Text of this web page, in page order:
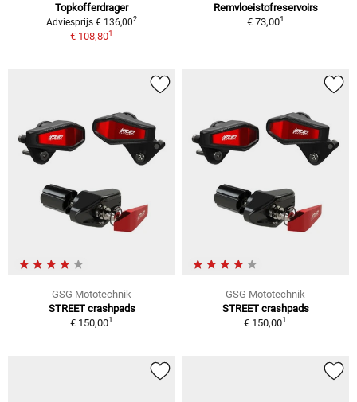
Topkofferdrager
Adviesprijs € 136,002
€ 108,801
Remvloeistofreservoirs
€ 73,001
GSG Mototechnik
STREET crashpads
€ 150,001
GSG Mototechnik
STREET crashpads
€ 150,001